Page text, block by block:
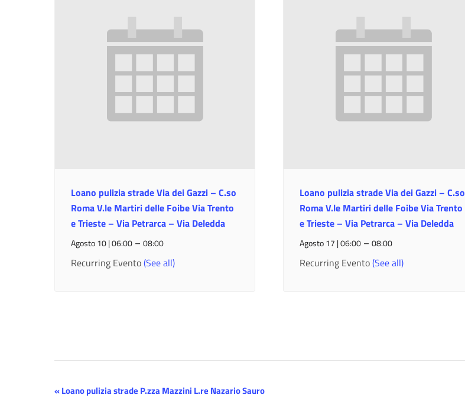
Loano pulizia strade Via dei Gazzi – C.so
Roma V.le Martiri delle Foibe Via Trento
e Trieste – Via Petrarca – Via Deledda
Agosto 10 | 06:00 –08:00
Recurring Evento(See all)
Loano pulizia strade Via dei Gazzi – C.so
Roma V.le Martiri delle Foibe Via Trento
e Trieste – Via Petrarca – Via Deledda
Agosto 17 | 06:00– 08:00
Recurring Evento(See all)
Evento
«Loano pulizia strade P.zza Mazzini L.re Nazario Sauro